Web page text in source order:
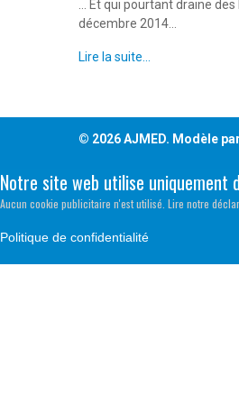
… Et qui pourtant draine
décembre 2014…
Lire la suite...
© 2026 AJMED. Modèle par
Notre site web utilise uniquement
Aucun cookie publicitaire n'est utilisé. Lire notre
Politique de confidentialité